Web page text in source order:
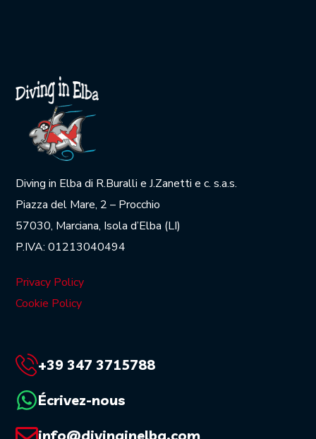
Diving in Elba di R.Buralli e J.Zanetti e c. s.a.s.
Piazza del Mare, 2 – Procchio
57030, Marciana, Isola d’Elba (LI)
P.IVA: 01213040494
Privacy Policy
Cookie Policy
+39 347 3715788
Écrivez-nous
info@divinginelba.com